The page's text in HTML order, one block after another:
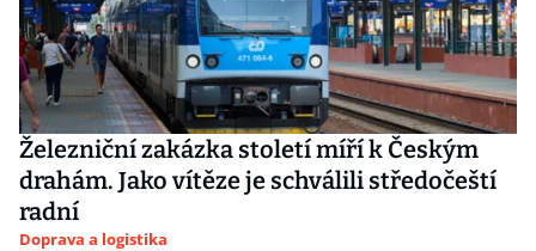
Železniční zakázka století míří k Českým
drahám. Jako vítěze je schválili středočeští
radní
Doprava a logistika